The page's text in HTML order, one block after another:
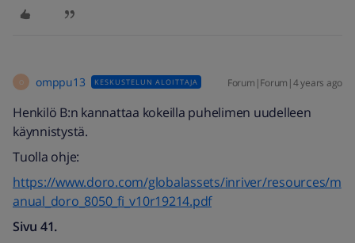
O omppu13 KESKUSTELUN ALOITTAJA Forum|Forum|4 years ago
Henkilö B:n kannattaa kokeilla puhelimen uudelleen
käynnistystä.
Tuolla ohje:
https://www.doro.com/globalassets/inriver/resources/m
anual_doro_8050_fi_v10r19214.pdf
Sivu 41.